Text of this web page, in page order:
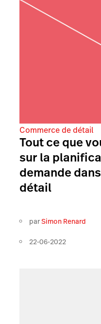
Commerce de détail
Tout ce que
sur la
demande
détail
parSimon Renard
22-06-2022